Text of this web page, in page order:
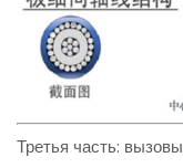
Третья часть: